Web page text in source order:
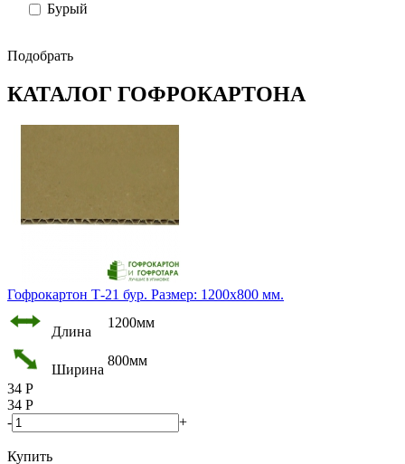
Бурый
Подобрать
КАТАЛОГ ГОФРОКАРТОНА
Гофрокартон Т-21 бур. Размер: 1200х800 мм.
Длина
1200мм
Ширина
800мм
34 Р
34 Р
-
+
Купить